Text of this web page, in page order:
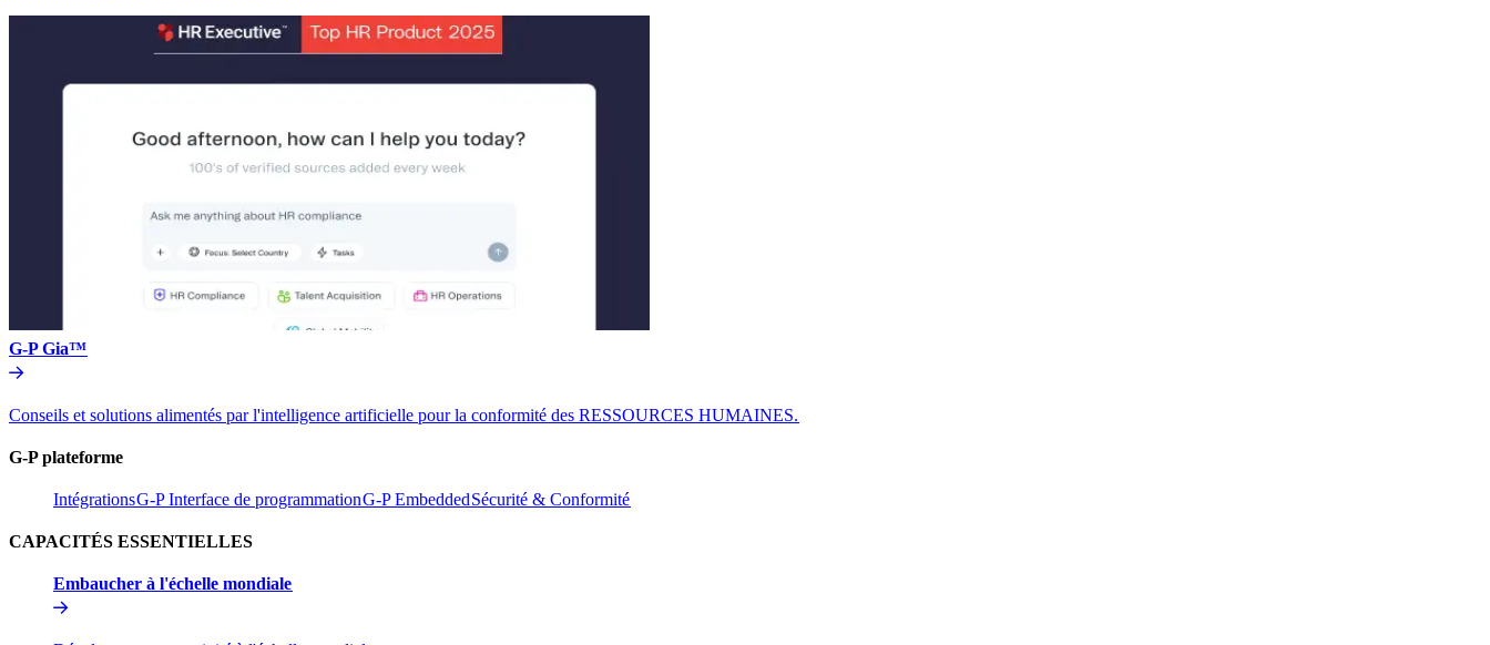
G-P Gia™​​
Conseils et solutions alimentés par l'intelligence artificielle pour la conformité des RESSOURCES HUMAINES.​​
G-P plateforme​​
Intégrations​​G-P Interface de programmation​​G-P Embedded​​Sécurité & Conformité​​
CAPACITÉS ESSENTIELLES​​
Embaucher à l'échelle mondiale​​